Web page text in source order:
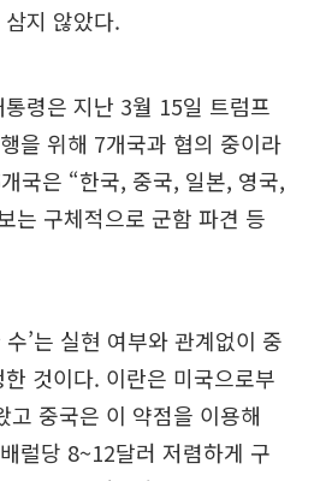
지 않았다.
령은 지난 3월 15일 트럼프
을 위해 7개국과 협의 중이라
국은 “한국, 중국, 일본, 영국,
는 구체적으로 군함 파견 등
’는 실현 여부와 관계없이 중
것이다. 이란은 미국으로부
고 중국은 이 약점을 이용해
럴당 8~12달러 저렴하게 구